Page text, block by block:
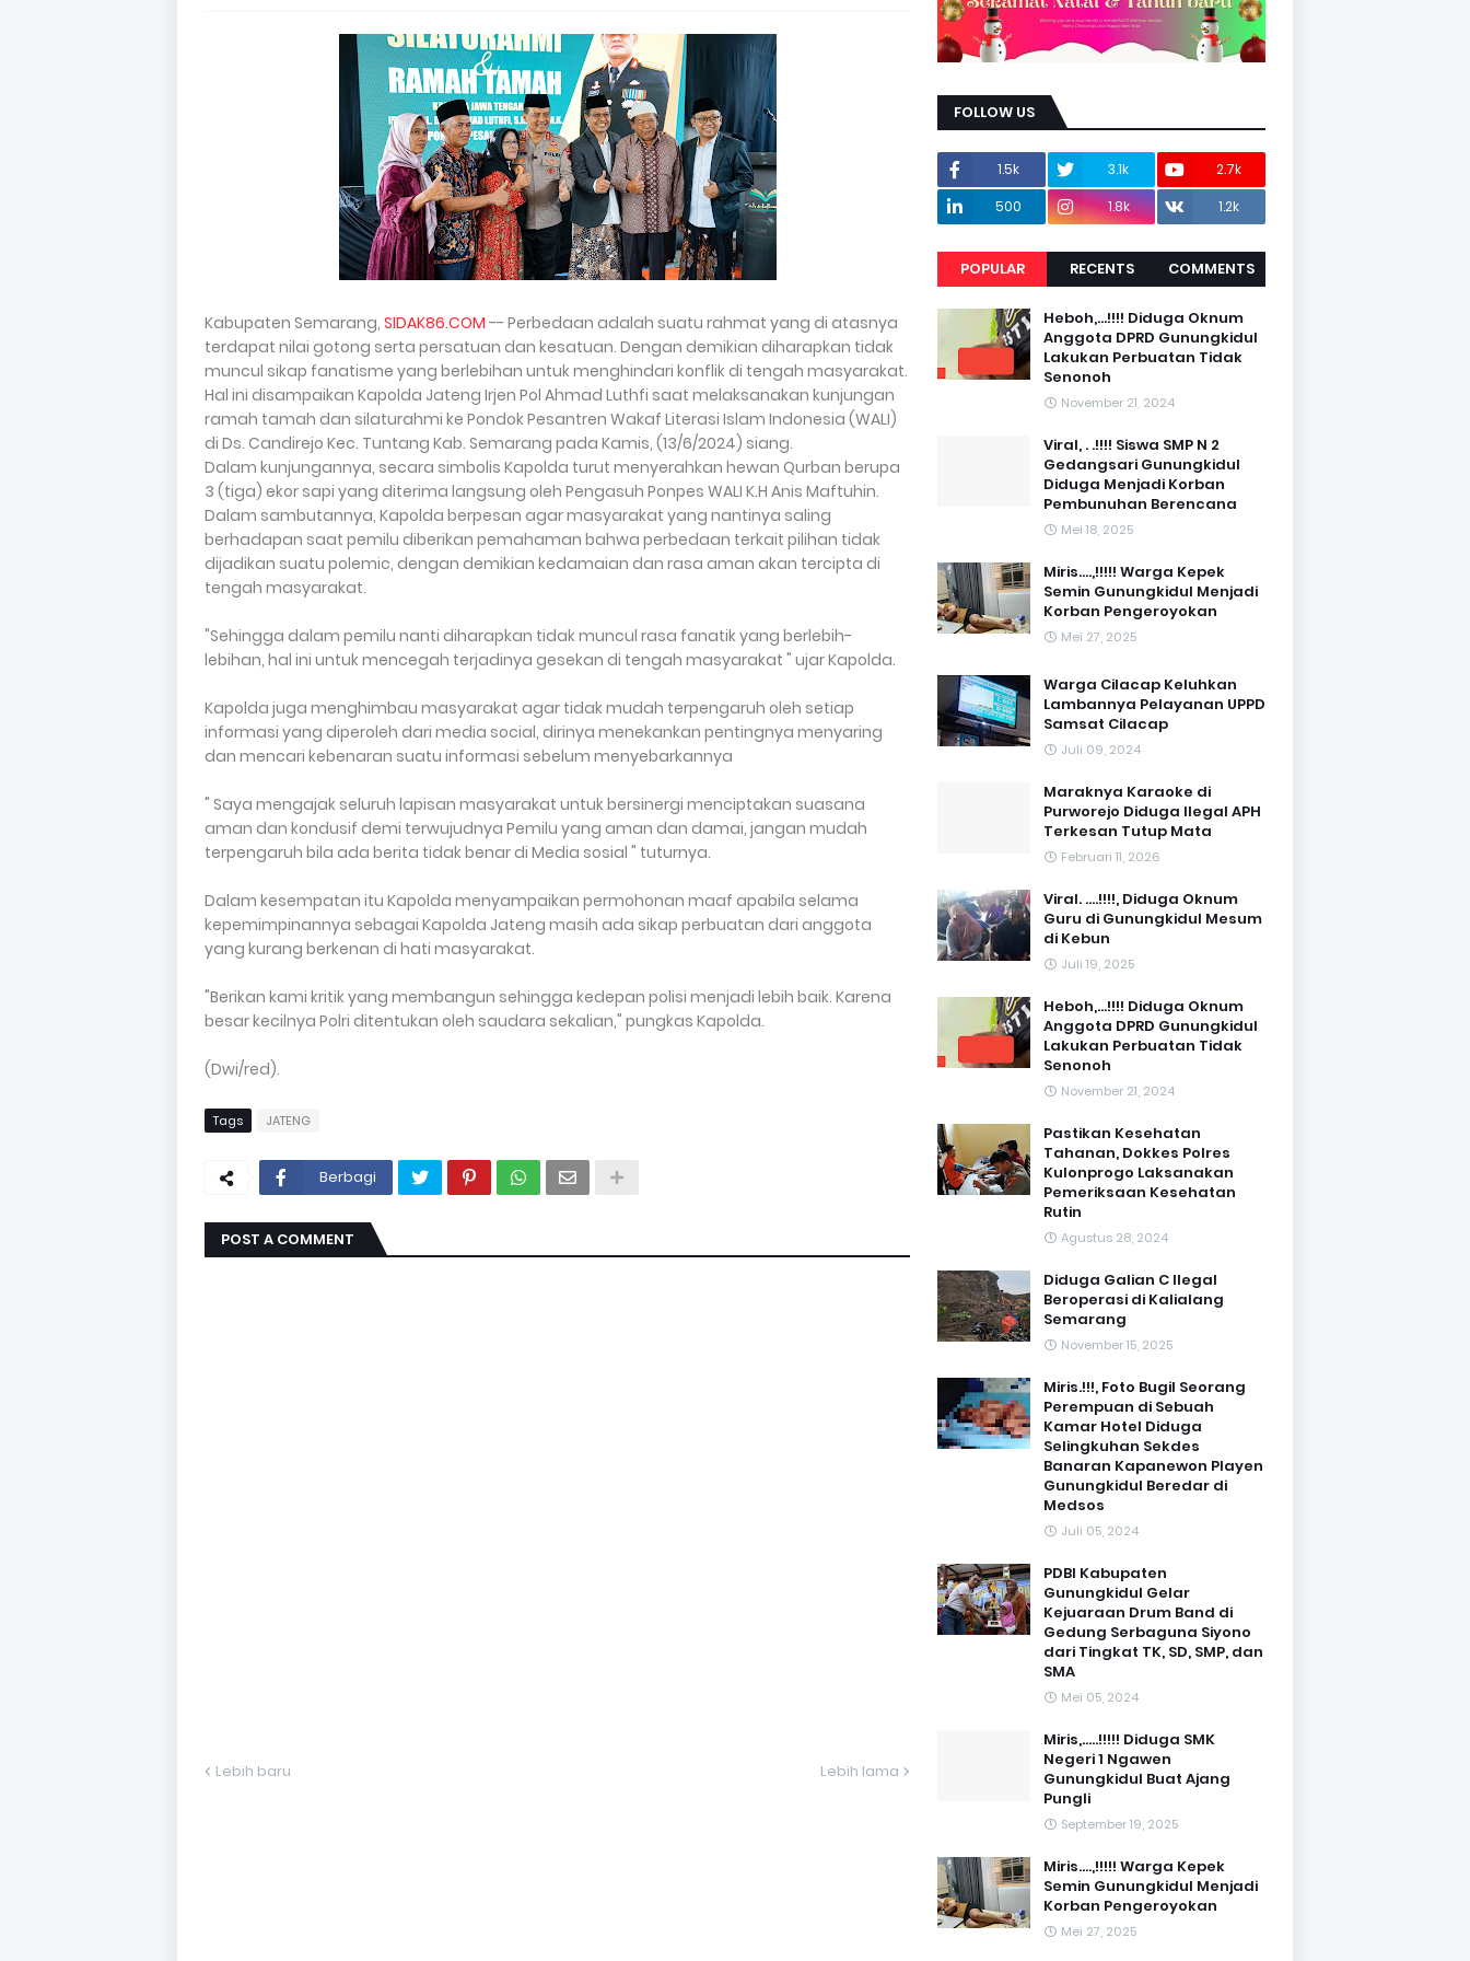
Kabupaten Semarang, SIDAK86.COM -- Perbedaan adalah suatu rahmat yang di atasnya
terdapat nilai gotong serta persatuan dan kesatuan. Dengan demikian diharapkan tidak
muncul sikap fanatisme yang berlebihan untuk menghindari konflik di tengah masyarakat.
Hal ini disampaikan Kapolda Jateng Irjen Pol Ahmad Luthfi saat melaksanakan kunjungan
ramah tamah dan silaturahmi ke Pondok Pesantren Wakaf Literasi Islam Indonesia (WALI)
di Ds. Candirejo Kec. Tuntang Kab. Semarang pada Kamis, (13/6/2024) siang.
Dalam kunjungannya, secara simbolis Kapolda turut menyerahkan hewan Qurban berupa
3 (tiga) ekor sapi yang diterima langsung oleh Pengasuh Ponpes WALI K.H Anis Maftuhin.
Dalam sambutannya, Kapolda berpesan agar masyarakat yang nantinya saling
berhadapan saat pemilu diberikan pemahaman bahwa perbedaan terkait pilihan tidak
dijadikan suatu polemic, dengan demikian kedamaian dan rasa aman akan tercipta di
tengah masyarakat.
"Sehingga dalam pemilu nanti diharapkan tidak muncul rasa fanatik yang berlebih-
lebihan, hal ini untuk mencegah terjadinya gesekan di tengah masyarakat " ujar Kapolda.
Kapolda juga menghimbau masyarakat agar tidak mudah terpengaruh oleh setiap
informasi yang diperoleh dari media social, dirinya menekankan pentingnya menyaring
dan mencari kebenaran suatu informasi sebelum menyebarkannya
" Saya mengajak seluruh lapisan masyarakat untuk bersinergi menciptakan suasana
aman dan kondusif demi terwujudnya Pemilu yang aman dan damai, jangan mudah
terpengaruh bila ada berita tidak benar di Media sosial " tuturnya.
Dalam kesempatan itu Kapolda menyampaikan permohonan maaf apabila selama
kepemimpinannya sebagai Kapolda Jateng masih ada sikap perbuatan dari anggota
yang kurang berkenan di hati masyarakat.
"Berikan kami kritik yang membangun sehingga kedepan polisi menjadi lebih baik. Karena
besar kecilnya Polri ditentukan oleh saudara sekalian," pungkas Kapolda.
(Dwi/red).
Tags JATENG
Berbagi
POST A COMMENT
Lebih baru Lebih lama
FOLLOW US
1.5k 3.1k
2.7k
500
1.8k 1.2k
POPULAR RECENTS COMMENTS
Heboh,...!!!! Diduga Oknum
Anggota DPRD Gunungkidul
Lakukan Perbuatan Tidak
Senonoh
November 21, 2024
Viral, . .!!!! Siswa SMP N 2
Gedangsari Gunungkidul
Diduga Menjadi Korban
Pembunuhan Berencana
Mei 18, 2025
Miris....,!!!!! Warga Kepek
Semin Gunungkidul Menjadi
Korban Pengeroyokan
Mei 27, 2025
Warga Cilacap Keluhkan
Lambannya Pelayanan UPPD
Samsat Cilacap
Juli 09, 2024
Maraknya Karaoke di
Purworejo Diduga Ilegal APH
Terkesan Tutup Mata
Februari 11, 2026
Viral. ....!!!!, Diduga Oknum
Guru di Gunungkidul Mesum
di Kebun
Juli 19, 2025
Heboh,...!!!! Diduga Oknum
Anggota DPRD Gunungkidul
Lakukan Perbuatan Tidak
Senonoh
November 21, 2024
Pastikan Kesehatan
Tahanan, Dokkes Polres
Kulonprogo Laksanakan
Pemeriksaan Kesehatan
Rutin
Agustus 28, 2024
Diduga Galian C Ilegal
Beroperasi di Kalialang
Semarang
November 15, 2025
Miris.!!!, Foto Bugil Seorang
Perempuan di Sebuah
Kamar Hotel Diduga
Selingkuhan Sekdes
Banaran Kapanewon Playen
Gunungkidul Beredar di
Medsos
Juli 05, 2024
PDBI Kabupaten
Gunungkidul Gelar
Kejuaraan Drum Band di
Gedung Serbaguna Siyono
dari Tingkat TK, SD, SMP, dan
SMA
Mei 05, 2024
Miris,.....!!!!! Diduga SMK
Negeri 1 Ngawen
Gunungkidul Buat Ajang
Pungli
September 19, 2025
Miris....,!!!!! Warga Kepek
Semin Gunungkidul Menjadi
Korban Pengeroyokan
Mei 27, 2025